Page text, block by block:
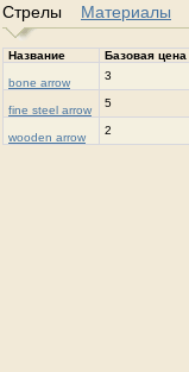
Стрелы Материалы
Название Базовая цена
bone arrow
3
fine steel arrow
5
wooden arrow
2